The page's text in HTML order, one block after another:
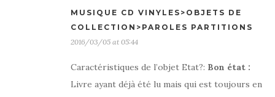
MUSIQUE CD VINYLES>OBJETS DE
COLLECTION>PAROLES PARTITIONS
2016/03/05 at 05:44
Caractéristiques de l’objet Etat?: Bon état :
Livre ayant déjà été lu mais qui est toujours en